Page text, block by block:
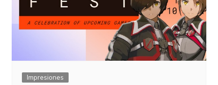
Impresiones